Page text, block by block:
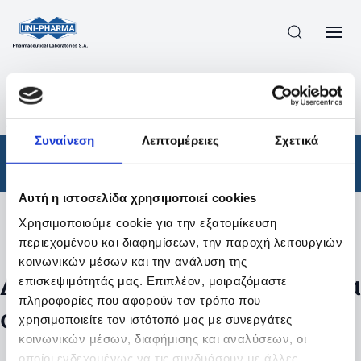
Συναίνεση Λεπτομέρειες Σχετικά
Αυτή η ιστοσελίδα χρησιμοποιεί cookies
Χρησιμοποιούμε cookie για την εξατομίκευση
περιεχομένου και διαφημίσεων, την παροχή λειτουργιών
κοινωνικών μέσων και την ανάλυση της
επισκεψιμότητάς μας. Επιπλέον, μοιραζόμαστε
πληροφορίες που αφορούν τον τρόπο που
χρησιμοποιείτε τον ιστότοπό μας με συνεργάτες
κοινωνικών μέσων, διαφήμισης και αναλύσεων, οι
οποίοι ενδεχομένως να τις συνδυάσουν με άλλες
ΠΡΟΪΟΝΤΑ
ΑΠΟΤΕΛΕΣΜΑΤΑ ΑΝΑΖΗΤΗΣΗΣ
Φάρμακα
Φίλτρα
Δεν βρέθηκαν προϊόντα με τα
συγκεκριμένα φίλτρα